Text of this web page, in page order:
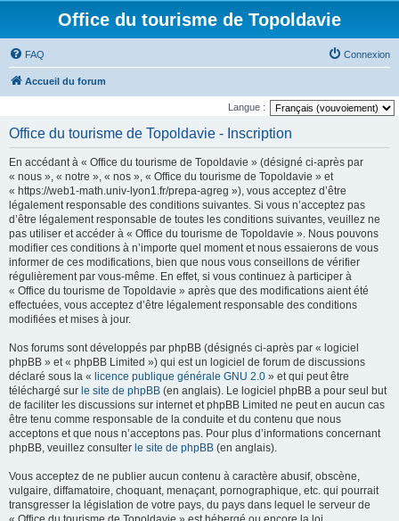
Office du tourisme de Topoldavie
FAQ Connexion
Accueil du forum
Langue :
Office du tourisme de Topoldavie - Inscription
En accédant à « Office du tourisme de Topoldavie » (désigné ci-après par
« nous », « notre », « nos », « Office du tourisme de Topoldavie » et
« https://web1-math.univ-lyon1.fr/prepa-agreg »), vous acceptez d’être
légalement responsable des conditions suivantes. Si vous n’acceptez pas
d’être légalement responsable de toutes les conditions suivantes, veuillez ne
pas utiliser et accéder à « Office du tourisme de Topoldavie ». Nous pouvons
modifier ces conditions à n’importe quel moment et nous essaierons de vous
informer de ces modifications, bien que nous vous conseillons de vérifier
régulièrement par vous-même. En effet, si vous continuez à participer à
« Office du tourisme de Topoldavie » après que des modifications aient été
effectuées, vous acceptez d’être légalement responsable des conditions
modifiées et mises à jour.
Nos forums sont développés par phpBB (désignés ci-après par « logiciel
phpBB » et « phpBB Limited ») qui est un logiciel de forum de discussions
déclaré sous la « licence publique générale GNU 2.0 » et qui peut être
téléchargé sur le site de phpBB (en anglais). Le logiciel phpBB a pour seul but
de faciliter les discussions sur internet et phpBB Limited ne peut en aucun cas
être tenu comme responsable de la conduite et du contenu que nous
acceptons et que nous n’acceptons pas. Pour plus d’informations concernant
phpBB, veuillez consulter le site de phpBB (en anglais).
Vous acceptez de ne publier aucun contenu à caractère abusif, obscène,
vulgaire, diffamatoire, choquant, menaçant, pornographique, etc. qui pourrait
transgresser la législation de votre pays, du pays dans lequel le serveur de